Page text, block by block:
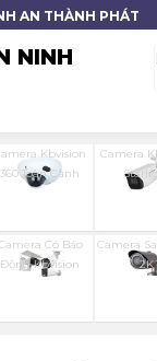
AN THÀNH PHÁT
NINH
Kbvision
360 Toàn Cảnh
Camera
Có Báo
Động Kbvision
Camera
2K